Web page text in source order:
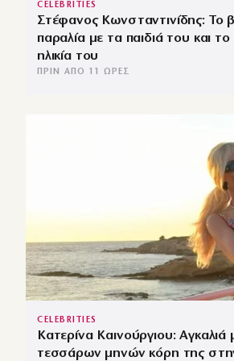
CELEBRITIES
Στέφανος Κωνσταντινίδης: Το
παραλία με τα παιδιά του και το
ηλικία του
ΠΡΙΝ ΑΠΌ 11 ΏΡΕΣ
CELEBRITIES
Κατερίνα Καινούργιου: Αγκαλιά
τεσσάρων μηνών κόρη της